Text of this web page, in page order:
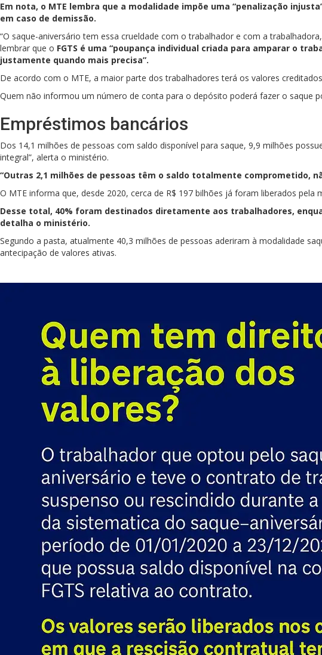
Em nota, o MTE lembra que a modalidade impõe uma “penalização
em caso de demissão.
“O saque-aniversário tem essa crueldade com o trabalhador e com a
lembrar que o FGTS é uma “poupança individual criada para amparar o
justamente quando mais precisa”.
De acordo com o MTE, a maior parte dos trabalhadores terá os valores
Quem não informou um número de conta para o depósito poderá fazer o saque
Empréstimos bancários
Dos 14,1 milhões de pessoas com saldo disponível para saque, 9,9 milhões
integral”, alerta o ministério.
“Outras 2,1 milhões de pessoas têm o saldo totalmente comprometido,
O MTE informa que, desde 2020, cerca de R$ 197 bilhões já foram liberados pela
Desse total, 40% foram destinados diretamente aos trabalhadores,
detalha o ministério.
Segundo a pasta, atualmente 40,3 milhões de pessoas aderiram à modalidade
antecipação de valores ativas.